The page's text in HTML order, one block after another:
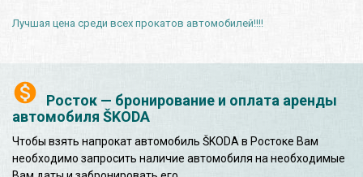
Росток — бронирование и оплата аренды
автомобиля ŠKODA
Чтобы взять напрокат автомобиль ŠKODA в Ростоке Вам
необходимо запросить наличие автомобиля на необходимые
Лучшая цена среди всех прокатов автомобилей!!!!